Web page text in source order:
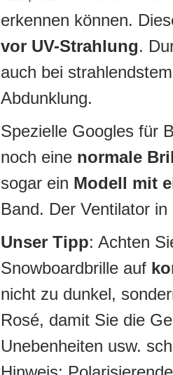
erkennen können.
vor UV-Strahlung.
auch bei
Abdunklung.
Spezielle Googles für
noch eine normale
sogar ein Modell mit
Band. Der Ventilator
Unser Tipp: Achten
Snowboardbrille auf
nicht zu dunkel,
Rosé, damit Sie die
Unebenheiten usw.